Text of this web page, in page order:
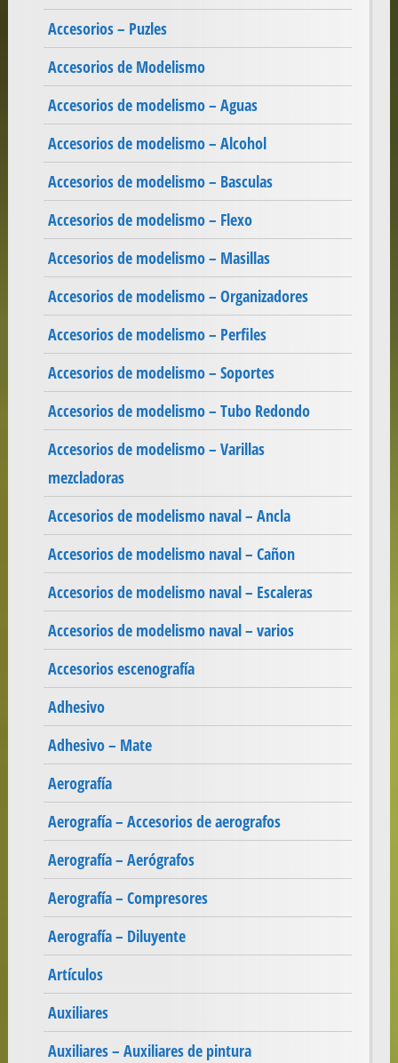
Accesorios – Puzles
Accesorios de Modelismo
Accesorios de modelismo – Aguas
Accesorios de modelismo – Alcohol
Accesorios de modelismo – Basculas
Accesorios de modelismo – Flexo
Accesorios de modelismo – Masillas
Accesorios de modelismo – Organizadores
Accesorios de modelismo – Perfiles
Accesorios de modelismo – Soportes
Accesorios de modelismo – Tubo Redondo
Accesorios de modelismo – Varillas
mezcladoras
Accesorios de modelismo naval – Ancla
Accesorios de modelismo naval – Cañon
Accesorios de modelismo naval – Escaleras
Accesorios de modelismo naval – varios
Accesorios escenografía
Adhesivo
Adhesivo – Mate
Aerografía
Aerografía – Accesorios de aerografos
Aerografía – Aerógrafos
Aerografía – Compresores
Aerografía – Diluyente
Artículos
Auxiliares
Auxiliares – Auxiliares de pintura